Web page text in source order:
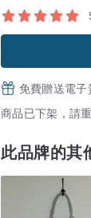
免費贈送電
商品已下架，請
此品牌的其